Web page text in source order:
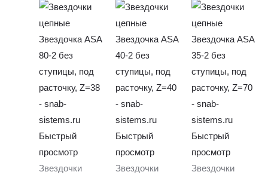
Быстрый
просмотр
Звездочки
Быстрый
просмотр
Звездочки
Быстрый
просмотр
Звездочки